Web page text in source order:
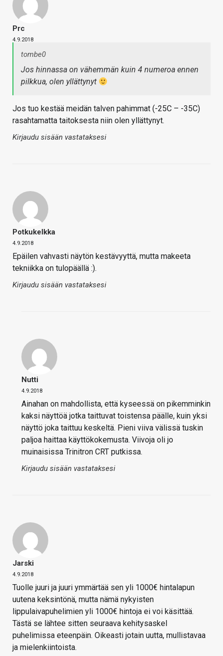
Prc
4.9.2018
tombe0
Jos hinnassa on vähemmän kuin 4 numeroa ennen
pilkkua, olen yllättynyt
Jos tuo kestää meidän talven pahimmat (-25C – -35C)
rasahtamatta taitoksesta niin olen yllättynyt.
Kirjaudu sisään vastataksesi
Potkukelkka
4.9.2018
Epäilen vahvasti näytön kestävyyttä, mutta makeeta
tekniikka on tulopäällä :).
Kirjaudu sisään vastataksesi
Nutti
4.9.2018
Ainahan on mahdollista, että kyseessä on pikemminkin
kaksi näyttöä jotka taittuvat toistensa päälle, kuin yksi
näyttö joka taittuu keskeltä. Pieni viiva välissä tuskin
paljoa haittaa käyttökokemusta. Viivoja oli jo
muinaisissa Trinitron CRT putkissa.
Kirjaudu sisään vastataksesi
Jarski
4.9.2018
Tuolle juuri ja juuri ymmärtää sen yli 1000€ hintalapun
uutena keksintönä, mutta nämä nykyisten
lippulaivapuhelimien yli 1000€ hintoja ei voi käsittää.
Tästä se lähtee sitten seuraava kehitysaskel
puhelimissa eteenpäin. Oikeasti jotain uutta, mullistavaa
ja mielenkiintoista.